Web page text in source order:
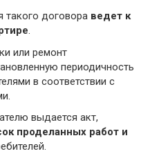
такого договора ведет к
.
или ремонт
периодичность
в соответствии с
выдается акт,
проделанных работ и